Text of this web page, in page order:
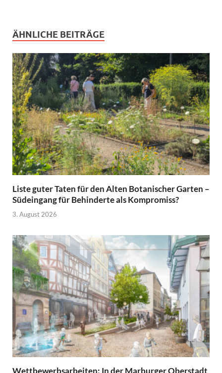
ÄHNLICHE BEITRÄGE
Liste guter Taten für den Alten Botanischer Garten –
Südeingang für Behinderte als Kompromiss?
3. August 2026
Wettbewerbsarbeiten: In der Marburger Oberstadt